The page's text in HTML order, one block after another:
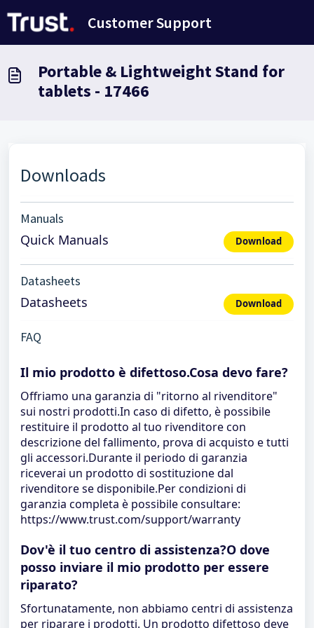
Customer Support
Portable & Lightweight Stand for
tablets - 17466
Downloads
Manuals
Quick Manuals Download
Datasheets
Datasheets Download
FAQ
Il mio prodotto è difettoso.Cosa devo fare?
Offriamo una garanzia di "ritorno al rivenditore"
sui nostri prodotti.In caso di difetto, è possibile
restituire il prodotto al tuo rivenditore con
descrizione del fallimento, prova di acquisto e tutti
gli accessori.Durante il periodo di garanzia
riceverai un prodotto di sostituzione dal
rivenditore se disponibile.Per condizioni di
garanzia completa è possibile consultare:
https://www.trust.com/support/warranty
Dov'è il tuo centro di assistenza?O dove
posso inviare il mio prodotto per essere
riparato?
Sfortunatamente, non abbiamo centri di assistenza
per riparare i prodotti. Un prodotto difettoso deve